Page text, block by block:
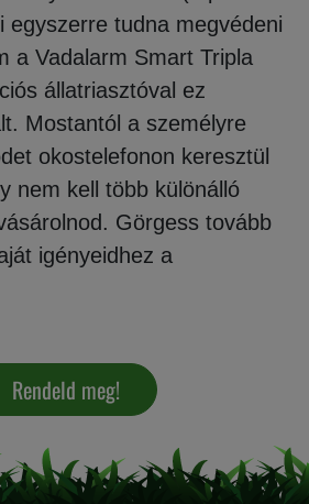
egyszerre tudna megvédeni
a Vadalarm Smart Tripla
állatriasztóval ez
Mostantól a személyre
okostelefonon keresztül
nem kell több különálló
Görgess tovább
igényeidhez a
Rendeld meg!